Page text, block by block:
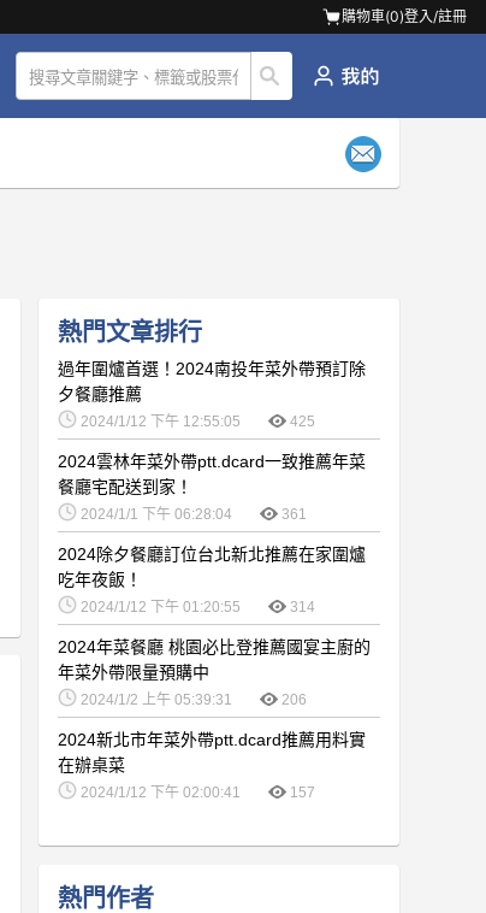
購物車(0)登入/註冊
熱門文章排行
過年圍爐首選！2024南投年菜外帶預訂除
夕餐廳推薦
2024/1/12 下午 12:55:05 425
2024雲林年菜外帶ptt.dcard一致推薦年菜
餐廳宅配送到家！
2024/1/1 下午 06:28:04 361
2024除夕餐廳訂位台北新北推薦在家圍爐
吃年夜飯！
2024/1/12 下午 01:20:55 314
2024年菜餐廳 桃園必比登推薦國宴主廚的
年菜外帶限量預購中
2024/1/2 上午 05:39:31 206
2024新北市年菜外帶ptt.dcard推薦用料實
在辦桌菜
2024/1/12 下午 02:00:41 157
熱門作者